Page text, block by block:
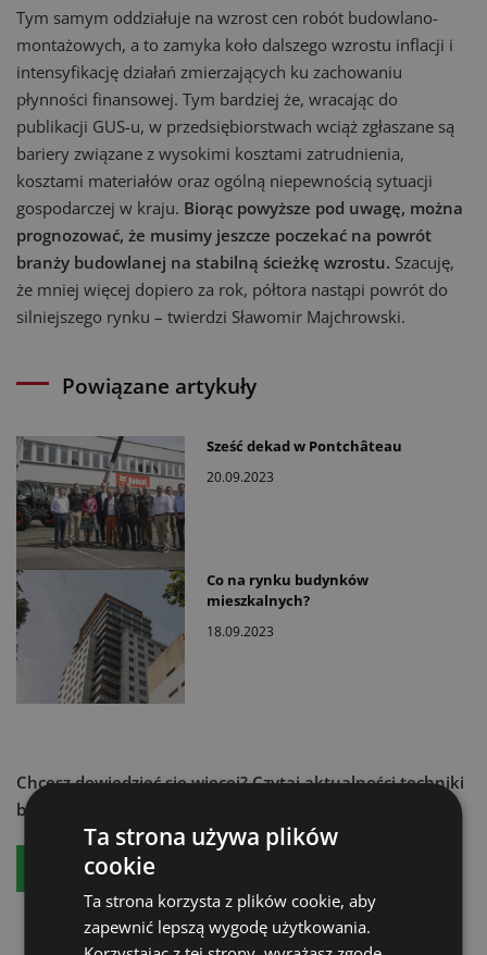
Tym samym oddziałuje na wzrost cen robót budowlano-
montażowych, a to zamyka koło dalszego wzrostu inflacji i
intensyfikację działań zmierzających ku zachowaniu
płynności finansowej. Tym bardziej że, wracając do
publikacji GUS-u, w przedsiębiorstwach wciąż zgłaszane są
bariery związane z wysokimi kosztami zatrudnienia,
kosztami materiałów oraz ogólną niepewnością sytuacji
gospodarczej w kraju. Biorąc powyższe pod uwagę, można
prognozować, że musimy jeszcze poczekać na powrót
branży budowlanej na stabilną ścieżkę wzrostu. Szacuję,
że mniej więcej dopiero za rok, półtora nastąpi powrót do
silniejszego rynku – twierdzi Sławomir Majchrowski.
Powiązane artykuły
Sześć dekad w Pontchâteau
20.09.2023
Co na rynku budynków
mieszkalnych?
18.09.2023
Chcesz dowiedzieć się więcej?Czytaj aktualności techniki
budowlanej - zamów:
Bezpłatny egzemplarz
Ta strona używa plików
cookie
Ta strona korzysta z plików cookie, aby
zapewnić lepszą wygodę użytkowania.